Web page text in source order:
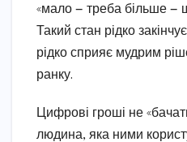
«мало — треба більше —
Такий стан рідко
рідко сприяє мудрим
ранку.
Цифрові гроші не
людина, яка ними